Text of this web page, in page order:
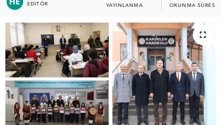
EDITÖR YAYINLANMA OKUNMA SÜRESI